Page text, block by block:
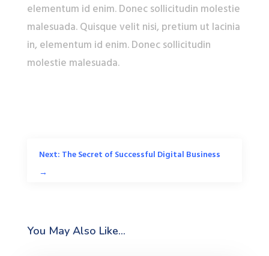
elementum id enim. Donec sollicitudin molestie
malesuada. Quisque velit nisi, pretium ut lacinia
in, elementum id enim. Donec sollicitudin
molestie malesuada.
Next: The Secret of Successful Digital Business
→
You May Also Like…